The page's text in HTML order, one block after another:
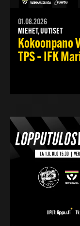
01.08.2026
MIEHET, UUTISET
Kokoonpano
TPS – IFK